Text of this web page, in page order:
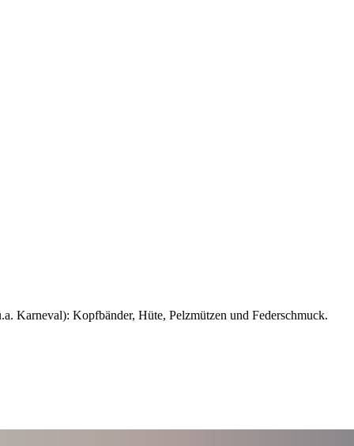
Karneval): Kopfbänder, Hüte, Pelzmützen und Federschmuck.